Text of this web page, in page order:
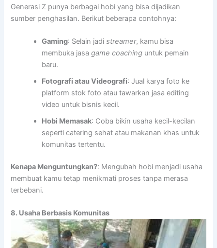
Generasi Z punya berbagai hobi yang bisa dijadikan
sumber penghasilan. Berikut beberapa contohnya:
Gaming: Selain jadistreamer, kamu bisa
membuka jasagame coaching untuk pemain
baru.
Fotografi atau Videografi: Jual karya foto ke
platform stok foto atau tawarkan jasa editing
video untuk bisnis kecil.
Hobi Memasak: Coba bikin usaha kecil-kecilan
seperti catering sehat atau makanan khas untuk
komunitas tertentu.
Kenapa Menguntungkan?: Mengubah hobi menjadi usaha
membuat kamu tetap menikmati proses tanpa merasa
terbebani.
8. Usaha Berbasis Komunitas